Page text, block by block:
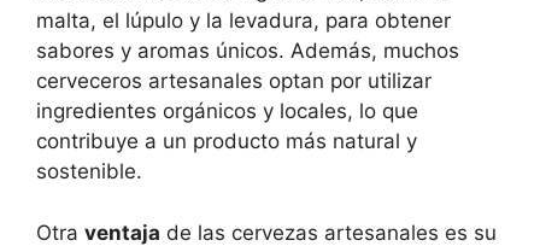
malta, el lúpulo y la levadura, para obtener
sabores y aromas únicos. Además, muchos
cerveceros artesanales optan por utilizar
ingredientes orgánicos y locales, lo que
contribuye a un producto más natural y
sostenible.
Otra ventaja de las cervezas artesanales es su